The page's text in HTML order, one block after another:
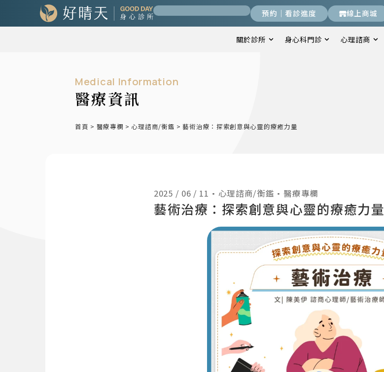
預約｜看診進度 線上商城
關於診所 身心科門診 心理諮商
Medical Information
醫療資訊
首頁 > 醫療專欄 > 心理諮商/衡鑑 >藝術治療：探索創意與心靈的療癒力量
2025 / 06 / 11 • 心理諮商/衡鑑 •醫療專欄
藝術治療：探索創意與心靈的療癒力量